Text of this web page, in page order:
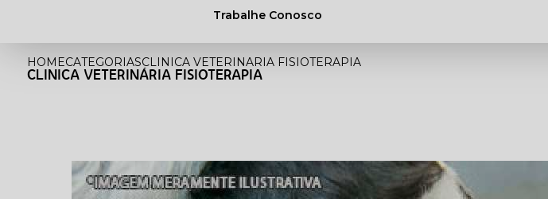
Trabalhe Conosco
HOMECATEGORIASCLINICA VETERINARIA FISIOTERAPIA
CLINICA VETERINÁRIA FISIOTERAPIA